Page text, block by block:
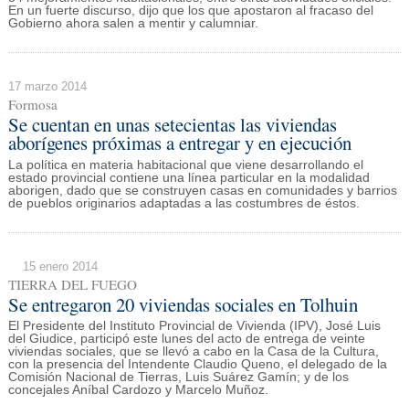
En un fuerte discurso, dijo que los que apostaron al fracaso del
Gobierno ahora salen a mentir y calumniar.
17 marzo 2014
Formosa
Se cuentan en unas setecientas las viviendas
aborígenes próximas a entregar y en ejecución
La política en materia habitacional que viene desarrollando el
estado provincial contiene una línea particular en la modalidad
aborigen, dado que se construyen casas en comunidades y barrios
de pueblos originarios adaptadas a las costumbres de éstos.
15 enero 2014
TIERRA DEL FUEGO
Se entregaron 20 viviendas sociales en Tolhuin
El Presidente del Instituto Provincial de Vivienda (IPV), José Luis
del Giudice, participó este lunes del acto de entrega de veinte
viviendas sociales, que se llevó a cabo en la Casa de la Cultura,
con la presencia del Intendente Claudio Queno, el delegado de la
Comisión Nacional de Tierras, Luis Suárez Gamín; y de los
concejales Aníbal Cardozo y Marcelo Muñoz.